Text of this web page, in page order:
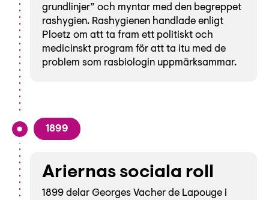
grundlinjer” och myntar med den begreppet
rashygien. Rashygienen handlade enligt
Ploetz om att ta fram ett politiskt och
medicinskt program för att ta itu med de
problem som rasbiologin uppmärksammar.
1899
Ariernas sociala roll
1899 delar Georges Vacher de Lapouge i